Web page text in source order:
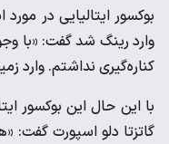
بوکسور ایتالیایی در
وارد رینگ شد گفت: «با
کناره‌گیری نداشتم. وارد
با این حال این بوکسور
گاتزتا دلو اسپورت گفت: